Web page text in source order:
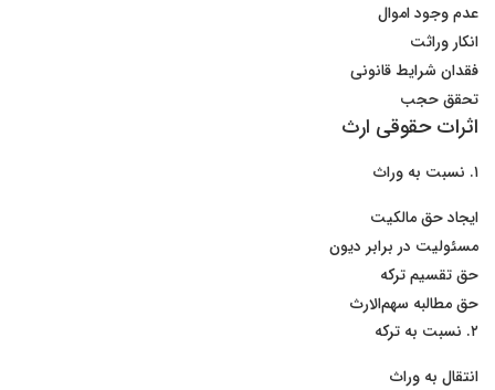
عدم وجود اموال
انکار وراثت
فقدان شرایط قانونی
تحقق حجب
اثرات حقوقی ارث
۱. نسبت به وراث
ایجاد حق مالکیت
مسئولیت در برابر دیون
حق تقسیم ترکه
حق مطالبه سهم‌الارث
۲. نسبت به ترکه
انتقال به وراث